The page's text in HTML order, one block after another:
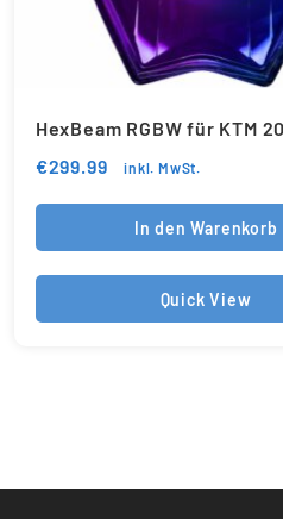
HexBeam RGBW für KTM
€299.99 inkl. MwSt.
In den Warenkorb
Quick View